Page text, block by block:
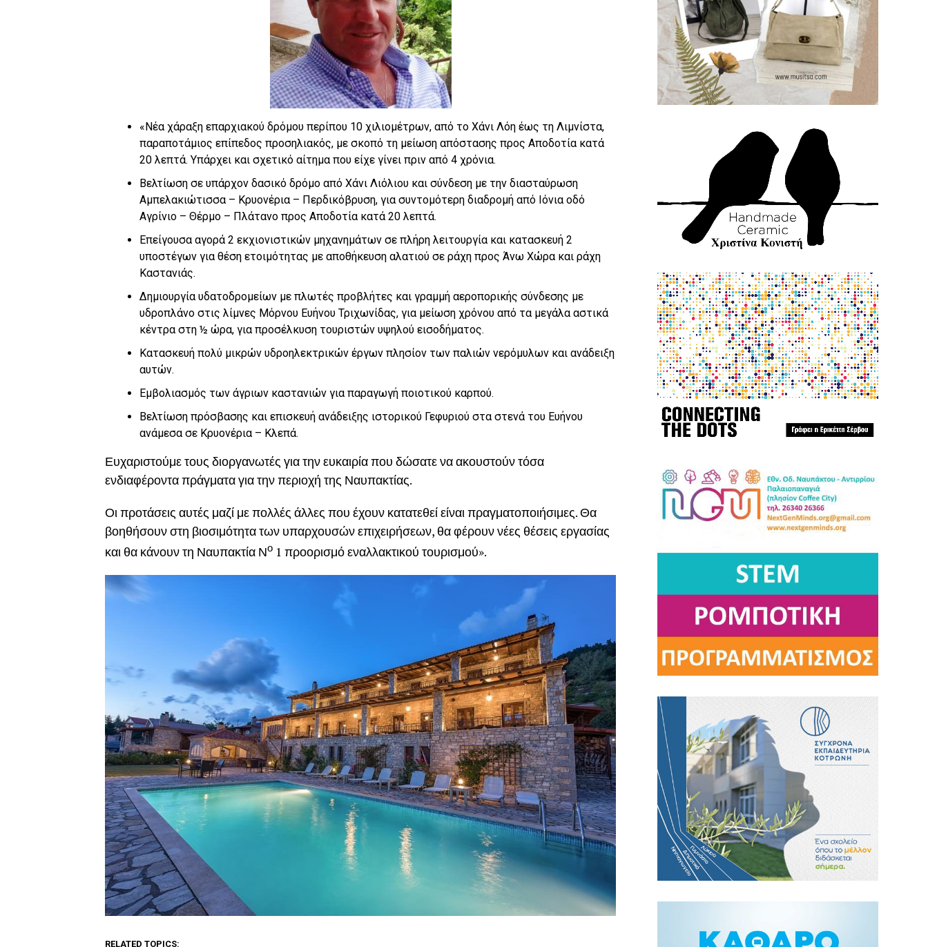
«Νέα χάραξη επαρχιακού δρόμου περίπου 10 χιλιομέτρων, από το Χάνι Λόη έως τη Λιμνίστα,
παραποτάμιος επίπεδος προσηλιακός, με σκοπό τη μείωση απόστασης προς Αποδοτία κατά
20 λεπτά. Υπάρχει και σχετικό αίτημα που είχε γίνει πριν από 4 χρόνια.
Βελτίωση σε υπάρχον δασικό δρόμο από Χάνι Λιόλιου και σύνδεση με την διασταύρωση
Αμπελακιώτισσα – Κρυονέρια – Περδικόβρυση, για συντομότερη διαδρομή από Ιόνια οδό
Αγρίνιο – Θέρμο – Πλάτανο προς Αποδοτία κατά 20 λεπτά.
Επείγουσα αγορά 2 εκχιονιστικών μηχανημάτων σε πλήρη λειτουργία και κατασκευή 2
υποστέγων για θέση ετοιμότητας με αποθήκευση αλατιού σε ράχη προς Άνω Χώρα και ράχη
Καστανιάς.
Δημιουργία υδατοδρομείων με πλωτές προβλήτες και γραμμή αεροπορικής σύνδεσης με
υδροπλάνο στις λίμνες Μόρνου Ευήνου Τριχωνίδας, για μείωση χρόνου από τα μεγάλα αστικά
κέντρα στη ½ ώρα, για προσέλκυση τουριστών υψηλού εισοδήματος.
Κατασκευή πολύ μικρών υδροηλεκτρικών έργων πλησίον των παλιών νερόμυλων και ανάδειξη
αυτών.
Εμβολιασμός των άγριων καστανιών για παραγωγή ποιοτικού καρπού.
Βελτίωση πρόσβασης και επισκευή ανάδειξης ιστορικού Γεφυριού στα στενά του Ευήνου
ανάμεσα σε Κρυονέρια – Κλεπά.
Ευχαριστούμε τους διοργανωτές για την ευκαιρία που δώσατε να ακουστούν τόσα
ενδιαφέροντα πράγματα για την περιοχή της Ναυπακτίας.
Οι προτάσεις αυτές μαζί με πολλές άλλες που έχουν κατατεθεί είναι πραγματοποιήσιμες. Θα
βοηθήσουν στη βιοσιμότητα των υπαρχουσών επιχειρήσεων, θα φέρουν νέες θέσεις εργασίας
και θα κάνουν τη Ναυπακτία Νο 1 προορισμό εναλλακτικού τουρισμού».
RELATED TOPICS: